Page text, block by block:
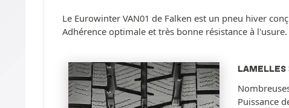
Le Eurowinter VAN01 de Falken est un pneu hiver
Adhérence optimale et très bonne résistance à
LAMELLES
Puissance